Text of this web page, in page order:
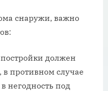
снаружи, важно
должен
противном случае
негодность под